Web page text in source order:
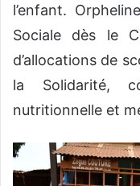
l’enfant.
Sociale dès le
d’allocations de
la Solidarité,
nutritionnelle et